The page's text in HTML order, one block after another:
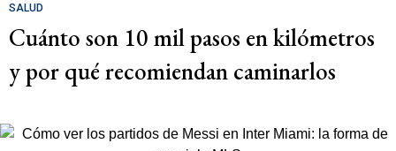
SALUD
Cuánto son 10 mil pasos en kilómetros
y por qué recomiendan caminarlos